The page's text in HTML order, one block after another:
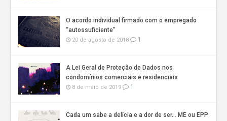
O acordo individual firmado com o empregado
“autossuficiente”
20 de agosto de 2018 1
A Lei Geral de Proteção de Dados nos
condomínios comerciais e residenciais
8 de maio de 2019 1
Cada um sabe a delícia e a dor de ser… ME ou EPP